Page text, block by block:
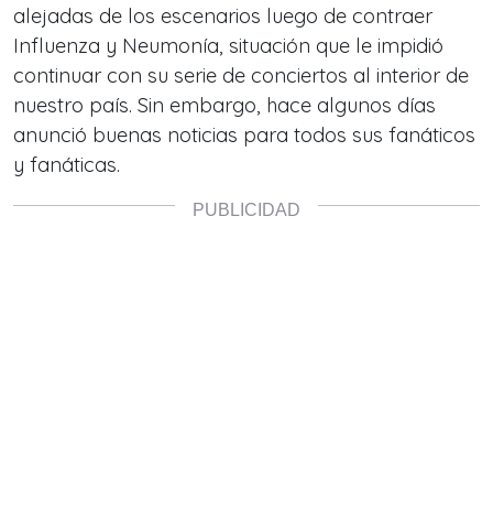
alejadas de los escenarios luego de contraer
Influenza y Neumonía, situación que le impidió
continuar con su serie de conciertos al interior de
nuestro país. Sin embargo, hace algunos días
anunció buenas noticias para todos sus fanáticos
y fanáticas.